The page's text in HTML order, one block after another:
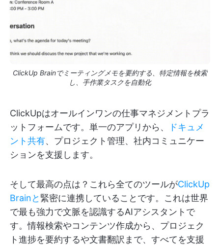
ClickUp Brainでミーティングメモを要約する、特定情報を検索
し、手作業タスクを自動化
ClickUpはオールインワンの仕事マネジメントプラ
ットフォームです。単一のアプリから、
ドキュメ
ント共有、プロジェクト管理、社内コミュニケー
ションを支援します。
そして最高の点は？これら全てのツールがClickUp
Brainと 緊密に連携していることです。これは世界
で最も強力で文脈を認識するAIアシスタントで
す。情報検索やコンテンツ作成から、プロジェク
ト進捗を要約するや文書翻訳まで、すべてを支援